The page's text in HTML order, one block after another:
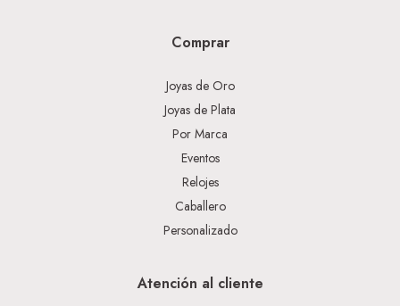
Comprar
Joyas de Oro
Joyas de Plata
Por Marca
Eventos
Relojes
Caballero
Personalizado
Atención al cliente